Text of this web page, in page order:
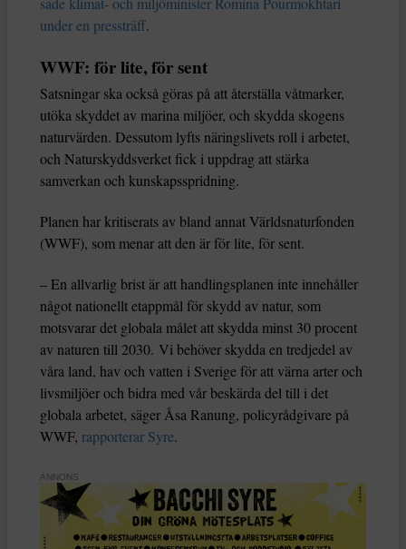
under en pressträff.
WWF: för lite, för sent
Satsningar ska också göras på att återställa våtmarker,
utöka skyddet av marina miljöer, och skydda skogens
naturvärden. Dessutom lyfts näringslivets roll i arbetet,
och Naturskyddsverket fick i uppdrag att stärka
samverkan och kunskapsspridning.
Planen har kritiserats av bland annat Världsnaturfonden
(WWF), som menar att den är för lite, för sent.
– En allvarlig brist är att handlingsplanen inte innehåller
något nationellt etappmål för skydd av natur, som
motsvarar det globala målet att skydda minst 30 procent
av naturen till 2030. Vi behöver skydda en tredjedel av
våra land, hav och vatten i Sverige för att värna arter och
livsmiljöer och bidra med vår beskärda del till i det
globala arbetet, säger Åsa Ranung, policyrådgivare på
WWF, rapporterar Syre.
ANNONS